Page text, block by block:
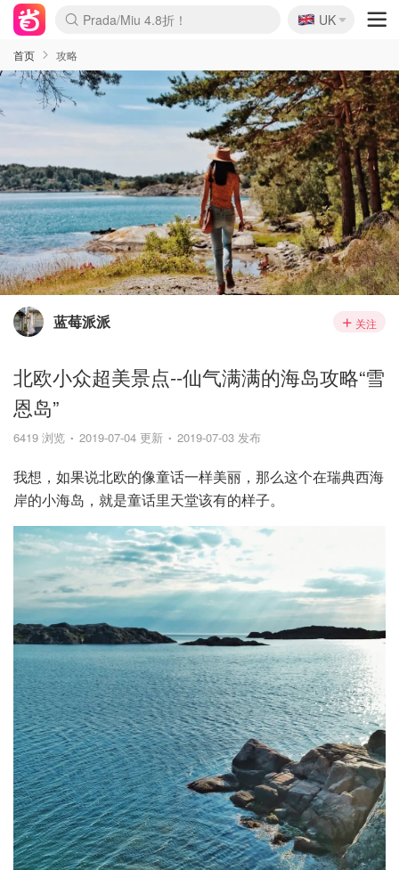
Prada/Miu 4.8折！
🇬🇧
UK
首页 攻略
蓝莓派派 关注
北欧小众超美景点--仙气满满的海岛攻略“雪
恩岛”
6419 浏览 2019-07-04 更新 2019-07-03 发布
我想，如果说北欧的像童话一样美丽，那么这个在瑞典西海
岸的小海岛，就是童话里天堂该有的样子。